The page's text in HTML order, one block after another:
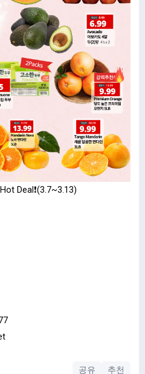
Deal❗️(3.7~3.13)
공유 추천